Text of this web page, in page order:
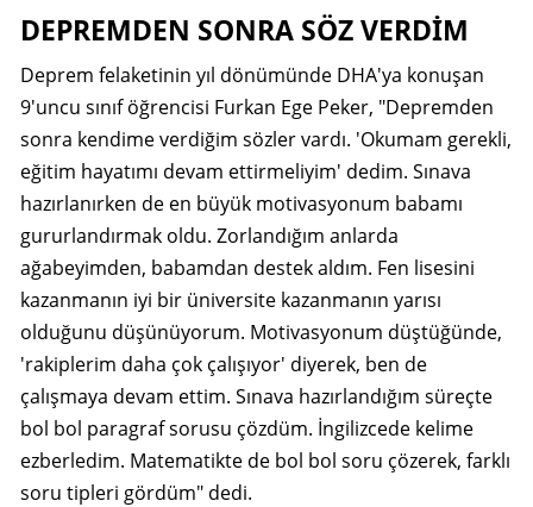
DEPREMDEN SONRA SÖZ VERDİM
Deprem felaketinin yıl dönümünde DHA'ya konuşan
9'uncu sınıf öğrencisi Furkan Ege Peker, "Depremden
sonra kendime verdiğim sözler vardı. 'Okumam gerekli,
eğitim hayatımı devam ettirmeliyim' dedim. Sınava
hazırlanırken de en büyük motivasyonum babamı
gururlandırmak oldu. Zorlandığım anlarda
ağabeyimden, babamdan destek aldım. Fen lisesini
kazanmanın iyi bir üniversite kazanmanın yarısı
olduğunu düşünüyorum. Motivasyonum düştüğünde,
'rakiplerim daha çok çalışıyor' diyerek, ben de
çalışmaya devam ettim. Sınava hazırlandığım süreçte
bol bol paragraf sorusu çözdüm. İngilizcede kelime
ezberledim. Matematikte de bol bol soru çözerek, farklı
soru tipleri gördüm" dedi.